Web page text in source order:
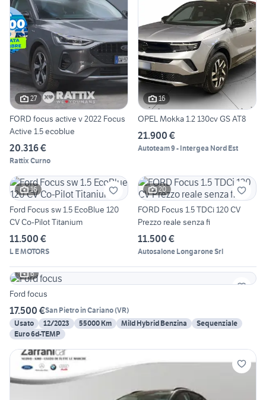
27
FORD focus active v 2022 Focus
Active 1.5 ecoblue
20.316 €
Rattix Curno
16
OPEL Mokka 1.2 130cv GS AT8
21.900 €
Autoteam 9 - Intergea Nord Est
16
Ford Focus sw 1.5 EcoBlue 120
CV Co-Pilot Titanium
11.500 €
L E MOTORS
20
FORD Focus 1.5 TDCi 120 CV
Prezzo reale senza fi
11.500 €
Autosalone Longarone Srl
6
Ford focus
17.500 €San Pietro in Cariano(VR)
Usato
12/2023 55000 Km Mild Hybrid Benzina
Sequenziale
Euro 6d-TEMP